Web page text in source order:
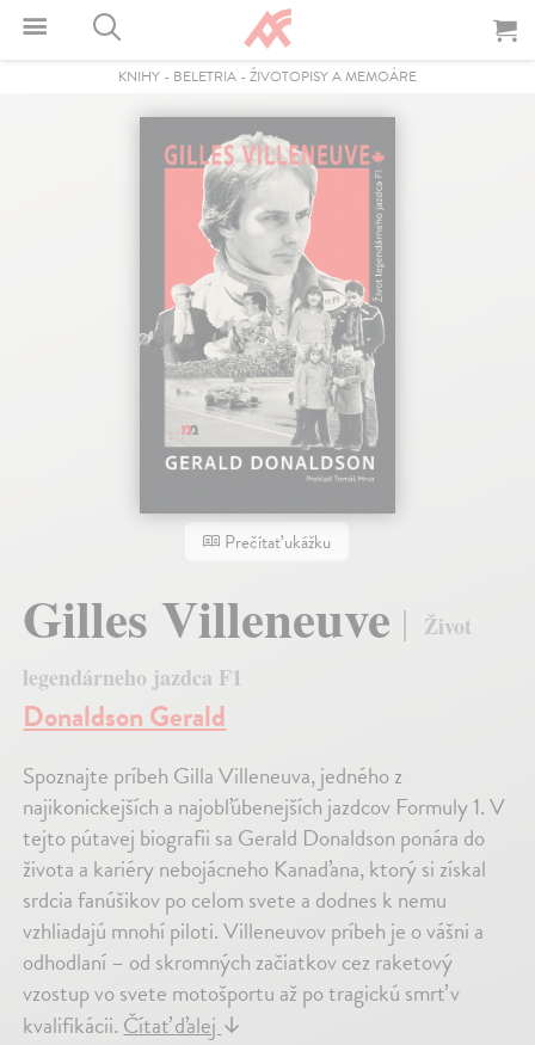
KNIHY - BELETRIA - ŽIVOTOPISY A MEMOÁRE
Prečítať ukážku
Gilles Villeneuve
Život
legendárneho jazdca F1
Donaldson Gerald
Spoznajte príbeh Gilla Villeneuva, jedného z
najikonickejších a najobľúbenejších jazdcov Formuly 1. V
tejto pútavej biografii sa Gerald Donaldson ponára do
života a kariéry nebojácneho Kanaďana, ktorý si získal
srdcia fanúšikov po celom svete a dodnes k nemu
vzhliadajú mnohí piloti. Villeneuvov príbeh je o vášni a
odhodlaní – od skromných začiatkov cez raketový
vzostup vo svete motošportu až po tragickú smrť v
kvalifikácii.Čítať ďalej↓